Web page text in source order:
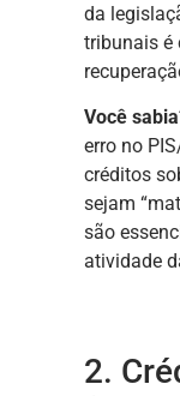
da
tribunais é
Você
erro no
créditos
sejam
são
atividade
2.